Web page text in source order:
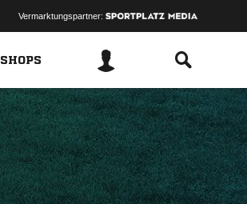
Vermarktungspartner:
SHOPS